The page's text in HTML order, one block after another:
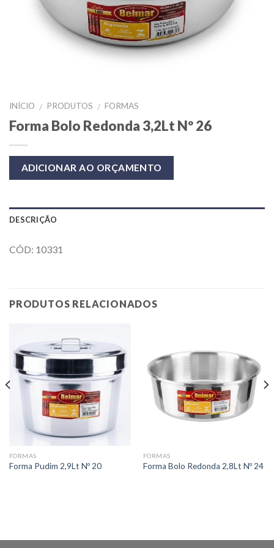
INÍCIO / PRODUTOS / FORMAS
Forma Bolo Redonda 3,2Lt Nº 26
ADICIONAR AO ORÇAMENTO
DESCRIÇÃO
CÓD: 10331
PRODUTOS RELACIONADOS
FORMAS
Forma Pudim 2,9Lt Nº 20
FORMAS
Forma Bolo Redonda 2,8Lt Nº 24